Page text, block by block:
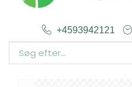
+4593942121